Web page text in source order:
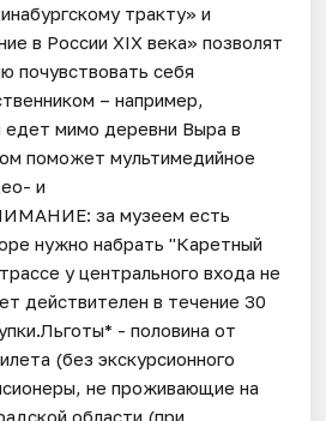
тракту» и
в России XIX века» позволят
почувствовать себя
– например,
мимо деревни Выра в
поможет мультимедийное
и
за музеем есть
нужно набрать "Каретный
у центрального входа не
действителен в течение 30
- половина от
(без экскурсионного
не проживающие на
области (при